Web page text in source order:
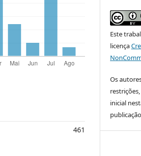
461
Este
licença
Os
inicial